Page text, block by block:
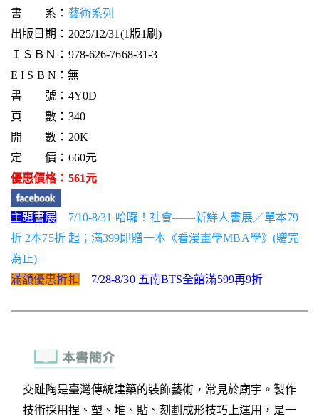
書 系： 藝術系列
出版日期：2025/12/31(1版1刷)
ＩＳＢＮ：978-626-7668-31-3
E I S B N：無
書 號：4Y0D
頁 數：340
開 數：20K
定 價：660元
優惠價格：561元
主題書展
7/10-8/31 哈囉！社會——新鮮人書展／單本79
折 2本75折 起；滿399即贈一本《看漫畫學MBA學》(贈完
為止)
滿額優惠折扣
7/28-8/30 五南BTS全館滿599再9折